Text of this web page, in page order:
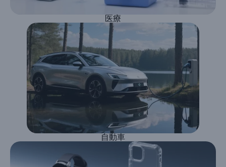
医療
自動車